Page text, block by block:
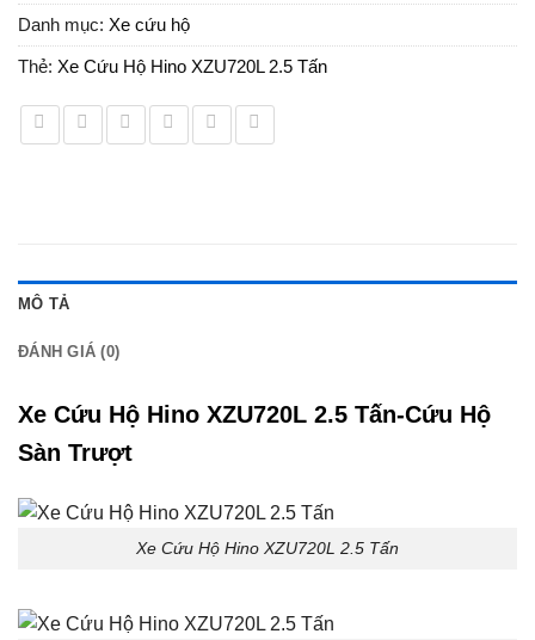
Danh mục: Xe cứu hộ
Thẻ: Xe Cứu Hộ Hino XZU720L 2.5 Tấn
MÔ TẢ
ĐÁNH GIÁ (0)
Xe Cứu Hộ Hino XZU720L 2.5 Tấn-Cứu Hộ
Sàn Trượt
Xe Cứu Hộ Hino XZU720L 2.5 Tấn